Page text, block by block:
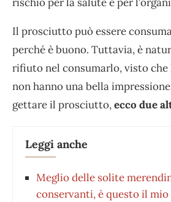
Il prosciutto può essere
perché è buono. Tuttavia, è
rifiuto nel consumarlo, visto che
non hanno una bella
gettare il prosciutto,ecco due
Leggi anche
Meglio delle solite
conservanti, è questo il